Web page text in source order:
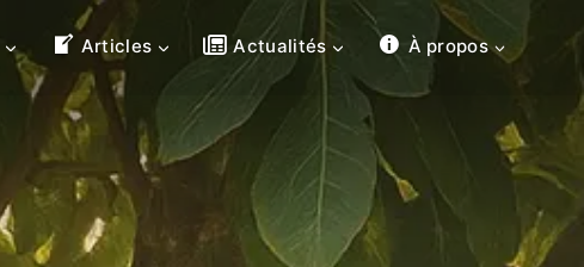
Articles Actualités À propos